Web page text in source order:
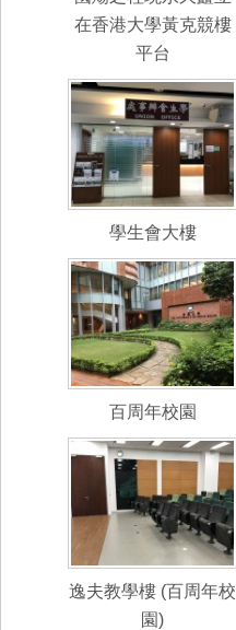
在香港大學黃克競樓
平台
學生會大樓
百周年校園
逸夫教學樓 (百周年校
園)